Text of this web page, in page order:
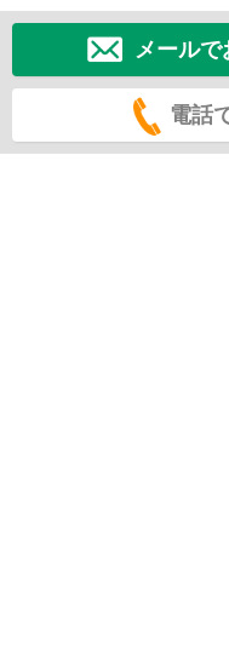
メールで
電話